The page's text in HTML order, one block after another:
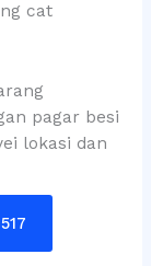
cat
pagar besi
lokasi dan